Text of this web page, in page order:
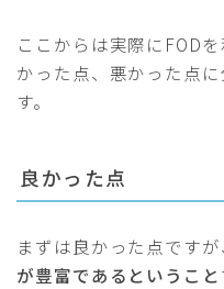
ここからは実際にFOD
かった点、悪かった点
す。
良かった点
まずは良かった点ですが
が豊富であるということ